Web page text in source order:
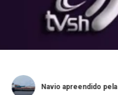
apreendido pela PJ em Sines